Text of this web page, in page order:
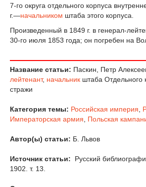
7-го округа отдельного корпуса
г.—начальником штаба этого корпуса.
Произведенный в 1849 г. в генерал-
30-го июля 1853 года; он погребен на
Название статьи: Паскин, Петр
лейтенант, начальник штаба Отдельного
стражи
Категория темы: Российская империя
Императорская армия
Польская
Автор(ы) статьи: Б. Львов
Источник статьи:
Русский
1902. т. 13.